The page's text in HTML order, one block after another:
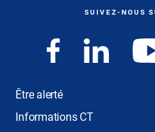
de
SUIVEZ-NOUS
Être alerté
Informations CT